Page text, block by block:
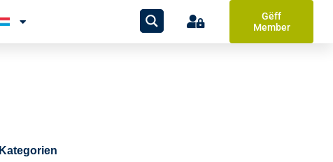
Gëff
Member
Kategorien